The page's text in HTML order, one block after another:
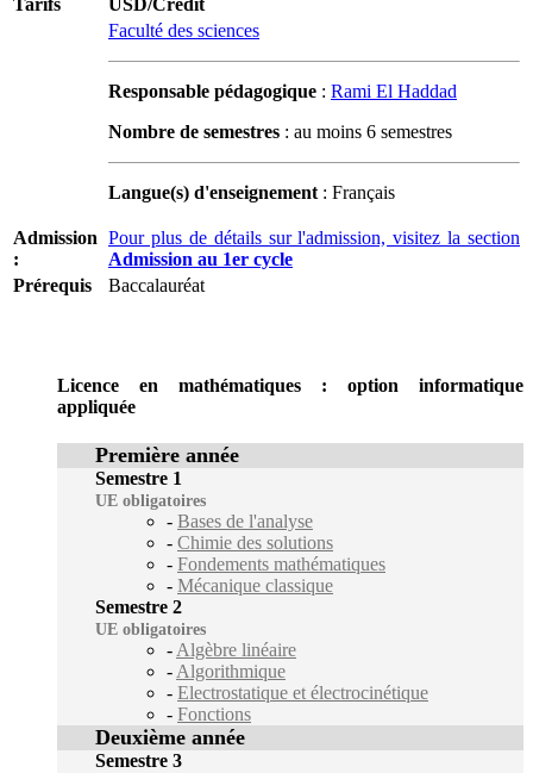
Faculté des sciences
Responsable pédagogique : Rami El Haddad
Nombre de semestres : au moins 6 semestres
Langue(s) d'enseignement : Français
Admission
:
Pour plus de détails sur l'admission, visitez la section
Admission au 1er cycle
Prérequis
Baccalauréat
Licence en mathématiques : option informatique
appliquée
Première année
Semestre 1
UE obligatoires
- Bases de l'analyse
- Chimie des solutions
- Fondements mathématiques
- Mécanique classique
Semestre 2
UE obligatoires
- Algèbre linéaire
- Algorithmique
- Electrostatique et électrocinétique
- Fonctions
Deuxième année
Semestre 3